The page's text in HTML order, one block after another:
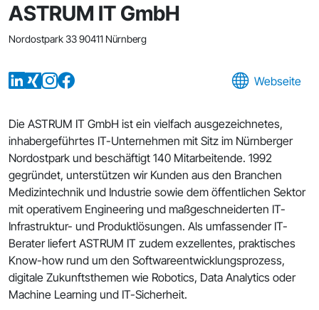
ASTRUM IT GmbH
Nordostpark 33 90411 Nürnberg
Webseite
Die ASTRUM IT GmbH ist ein vielfach ausgezeichnetes,
inhabergeführtes IT-Unternehmen mit Sitz im Nürnberger
Nordostpark und beschäftigt 140 Mitarbeitende. 1992
gegründet, unterstützen wir Kunden aus den Branchen
Medizintechnik und Industrie sowie dem öffentlichen Sektor
mit operativem Engineering und maßgeschneiderten IT-
Infrastruktur- und Produktlösungen. Als umfassender IT-
Berater liefert ASTRUM IT zudem exzellentes, praktisches
Know-how rund um den Softwareentwicklungsprozess,
digitale Zukunftsthemen wie Robotics, Data Analytics oder
Machine Learning und IT-Sicherheit.